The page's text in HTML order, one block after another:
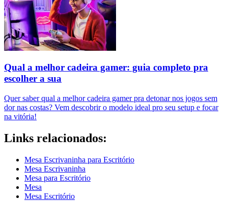
Qual a melhor cadeira gamer: guia completo pra
escolher a sua
Quer saber qual a melhor cadeira gamer pra detonar nos jogos sem
dor nas costas? Vem descobrir o modelo ideal pro seu setup e focar
na vitória!
Links relacionados:
Mesa Escrivaninha para Escritório
Mesa Escrivaninha
Mesa para Escritório
Mesa
Mesa Escritório